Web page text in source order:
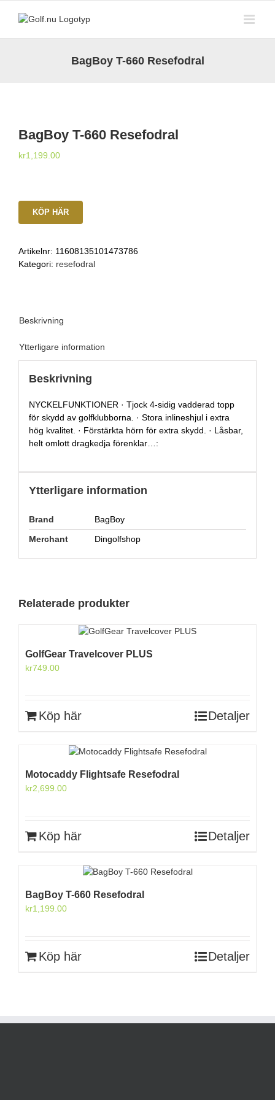
BagBoy T-660 Resefodral
BagBoy T-660 Resefodral
kr1,199.00
KÖP HÄR
Artikelnr: 11608135101473786
Kategori: resefodral
Beskrivning
Ytterligare information
Beskrivning
NYCKELFUNKTIONER · Tjock 4-sidig vadderad topp
för skydd av golfklubborna. · Stora inlineshjul i extra
hög kvalitet. · Förstärkta hörn för extra skydd. · Låsbar,
helt omlott dragkedja förenklar…:
Ytterligare information
Brand
BagBoy
Merchant
Dingolfshop
Relaterade produkter
GolfGear Travelcover PLUS
kr749.00
Köp här Detaljer
Motocaddy Flightsafe Resefodral
kr2,699.00
Köp här Detaljer
BagBoy T-660 Resefodral
kr1,199.00
Köp här Detaljer